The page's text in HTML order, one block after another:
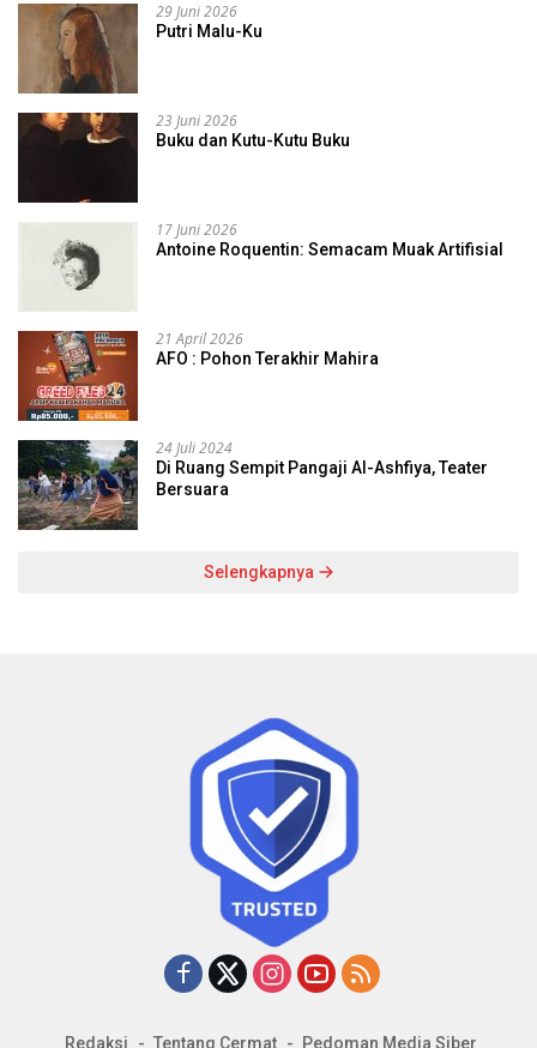
29 Juni 2026
Putri Malu-Ku
23 Juni 2026
Buku dan Kutu-Kutu Buku
17 Juni 2026
Antoine Roquentin: Semacam Muak Artifisial
21 April 2026
AFO : Pohon Terakhir Mahira
24 Juli 2024
Di Ruang Sempit Pangaji Al-Ashfiya, Teater
Bersuara
Selengkapnya
Redaksi Tentang Cermat Pedoman Media Siber